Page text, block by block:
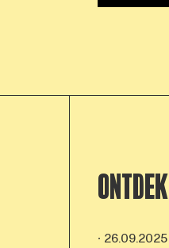
∙ 26.09.2025